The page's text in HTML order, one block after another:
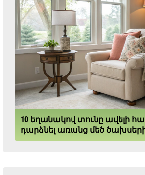
10 եղանակով տունը ավելի
դարձնել առանց մեծ